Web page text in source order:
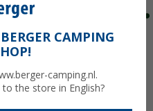
CAMPING
camping.nl.
the store in English?